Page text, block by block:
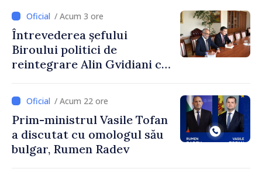
Ambasadoarea Suediei,
Petra Lärke/ Acum 3 ore
Întrevederea șefului
Biroului politici de
reintegrare Alin Gvidiani cu
Comitetului Internațional al
Crucii Roșii în Moldova
/ Acum 22 ore
Prim-ministrul Vasile Tofan
a discutat cu omologul său
bulgar, Rumen Radev